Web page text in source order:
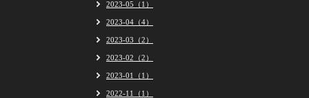
2023-05（1）
2023-04（4）
2023-03（2）
2023-02（2）
2023-01（1）
2022-11（1）